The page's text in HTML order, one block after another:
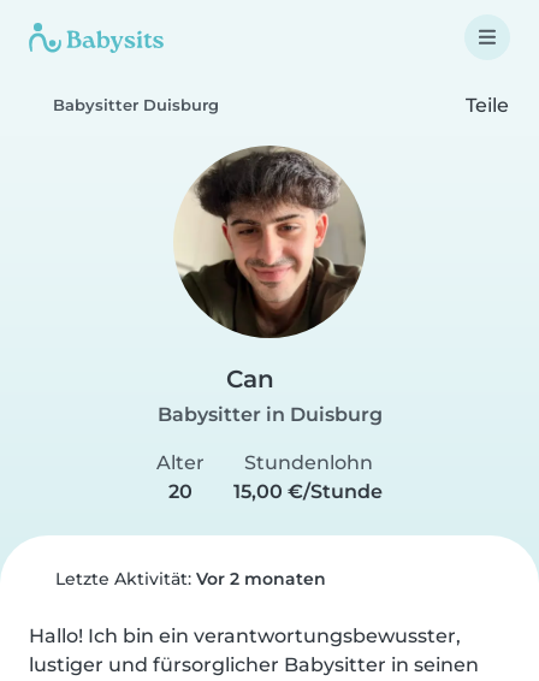
Babysitter Duisburg Teile
Can
Babysitter in Duisburg
Alter
20
Stundenlohn
15,00 €/Stunde
Letzte Aktivität: Vor 2 monaten
Hallo! Ich bin ein verantwortungsbewusster,
lustiger und fürsorglicher Babysitter in seinen